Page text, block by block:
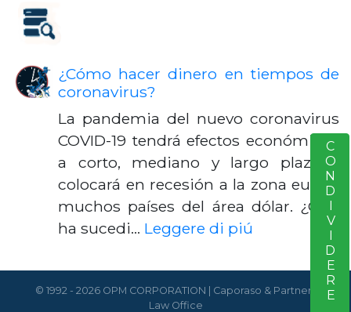
¿Cómo hacer dinero en tiempos de
coronavirus?
La pandemia del nuevo coronavirus
COVID-19 tendrá efectos económicos
a corto, mediano y largo plazo y
colocará en recesión a la zona euro y
muchos países del área dólar. ¿Qué
ha sucedi… Leggere di piú CONDIVIDERE
© 1992 - 2026 OPM CORPORATION | Caporaso & Partners
Law Office